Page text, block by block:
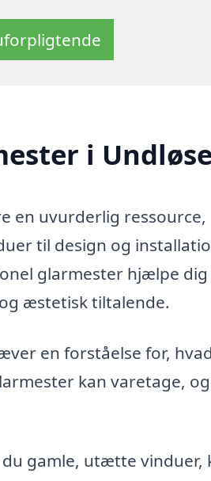
i
en uvurderlig
til design og
glarmester hjælpe
æstetisk tiltalende.
en forståelse for,
kan varetage,
du gamle, utætte